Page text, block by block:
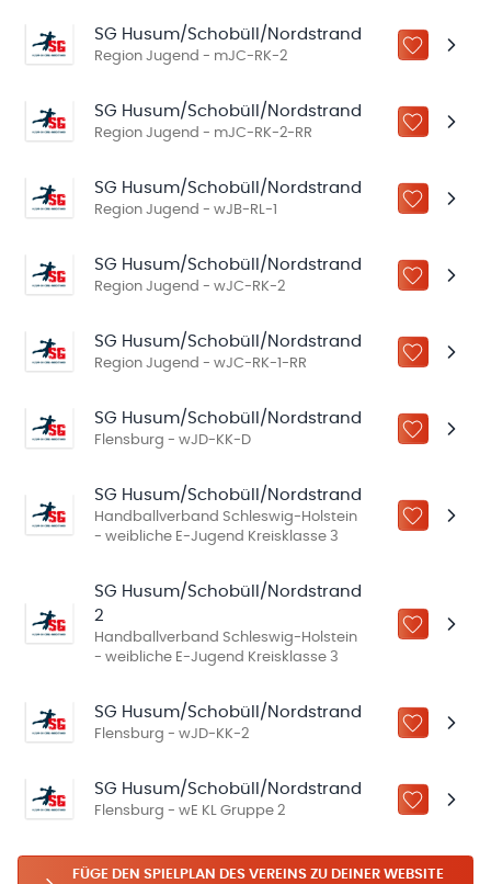
SG Husum/Schobüll/Nordstrand
Region Jugend - mJC-RK-2 ZU „MEINE
SG Husum/Schobüll/Nordstrand
Region Jugend - mJC-RK-2-RR ZU „MEINE
SG Husum/Schobüll/Nordstrand
Region Jugend - wJB-RL-1 ZU „MEINE
SG Husum/Schobüll/Nordstrand
Region Jugend - wJC-RK-2 ZU „MEINE
SG Husum/Schobüll/Nordstrand
Region Jugend - wJC-RK-1-RR ZU „MEINE
SG Husum/Schobüll/Nordstrand
Flensburg - wJD-KK-D ZU „MEINE
SG Husum/Schobüll/Nordstrand
Handballverband Schleswig-Holstein
- weibliche E-Jugend Kreisklasse 3
ZU „MEINE
SG Husum/Schobüll/Nordstrand
2
Handballverband Schleswig-Holstein
- weibliche E-Jugend Kreisklasse 3
ZU „MEINE
SG Husum/Schobüll/Nordstrand
Flensburg - wJD-KK-2 ZU „MEINE
SG Husum/Schobüll/Nordstrand
Flensburg - wE KL Gruppe 2 ZU „MEINE
FÜGE DEN SPIELPLAN DES VEREINS ZU DEINER WEBSITE